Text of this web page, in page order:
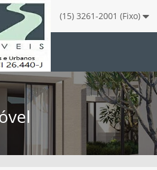
(15) 3261-2001 (Fixo)